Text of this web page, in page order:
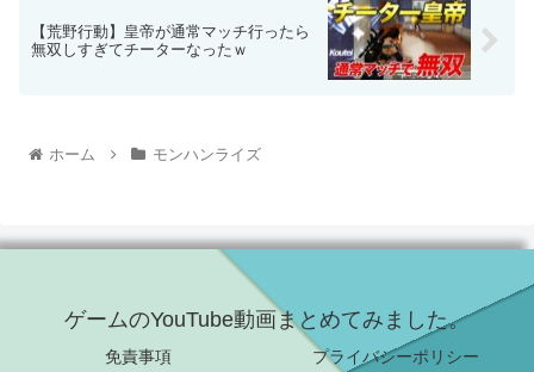
【荒野行動】皇帝が通常マッチ行ったら
無双しすぎてチーターなったｗ
ホーム モンハンライズ
ゲームのYouTube動画まとめてみました。
免責事項 プライバシーポリシー